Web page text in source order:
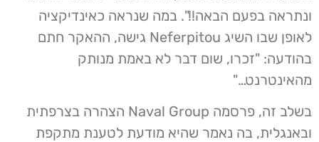
ונתראה בפעם הבאה!!". במה שנראה כאינדיקציה
לאופן שבו השיג Neferpitou גישה, ההאקר חתם
בהודעה: "זכרו, שום דבר לא באמת מנותק
מהאינטרנט…"
בשלב זה, פרסמה Naval Group הצהרה בצרפתית
ובאנגלית, בה נאמר שהיא מודעת לטענת מתקפת